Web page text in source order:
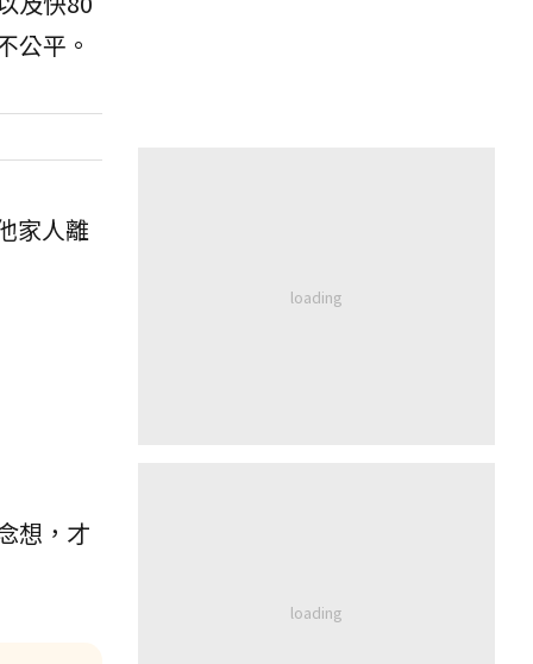
公平。
家人離
想，才